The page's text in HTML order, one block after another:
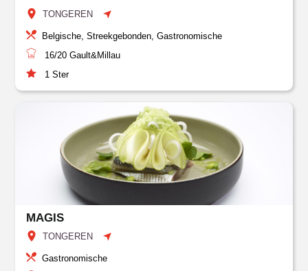
TONGEREN
Belgische, Streekgebonden, Gastronomische
16/20 Gault&Millau
1 Ster
MAGIS
TONGEREN
Gastronomische